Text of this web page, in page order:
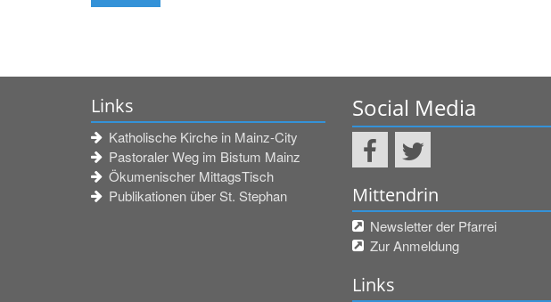
Links
Katholische Kirche in Mainz-City
Pastoraler Weg im Bistum Mainz
Ökumenischer MittagsTisch
Publikationen über St. Stephan
Social Media
Mittendrin
Newsletter der Pfarrei
Zur Anmeldung
Links